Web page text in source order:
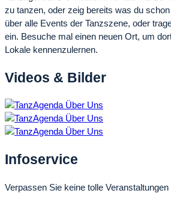
zu tanzen, oder zeig bereits was du
über alle Events der Tanzszene, oder
ein. Besuche mal einen neuen Ort, um
Lokale kennenzulernen.
Videos & Bilder
Infoservice
Verpassen Sie keine tolle